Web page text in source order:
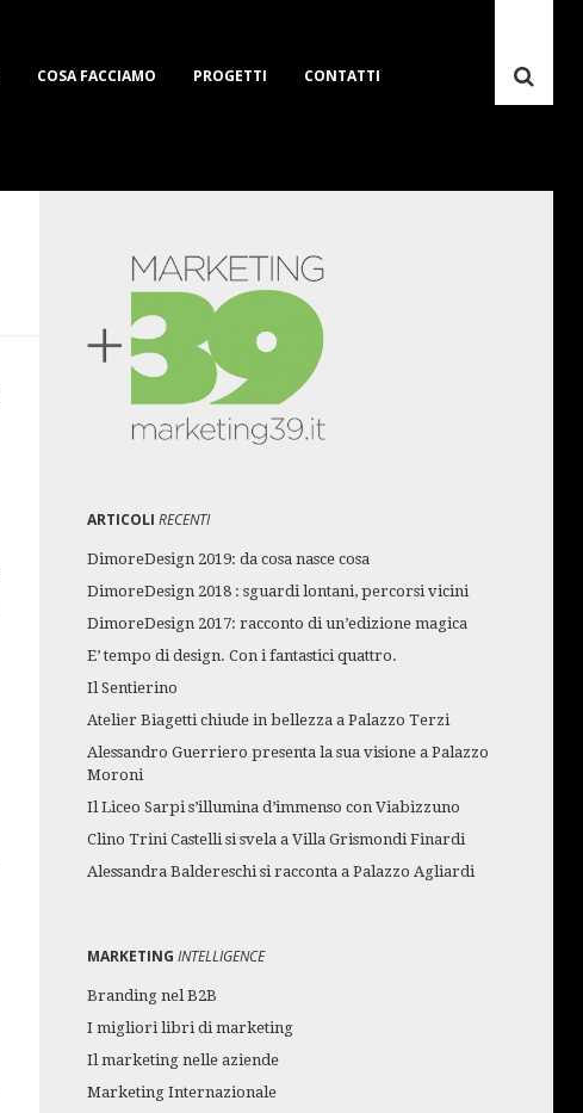
COSA FACCIAMO PROGETTI CONTATTI
ARTICOLIRECENTI
DimoreDesign 2019: da cosa nasce cosa
DimoreDesign 2018 : sguardi lontani, percorsi vicini
DimoreDesign 2017: racconto di un’edizione magica
E’ tempo di design. Con i fantastici quattro.
Il Sentierino
Atelier Biagetti chiude in bellezza a Palazzo Terzi
Alessandro Guerriero presenta la sua visione a Palazzo
Moroni
Il Liceo Sarpi s’illumina d’immenso con Viabizzuno
Clino Trini Castelli si svela a Villa Grismondi Finardi
Alessandra Baldereschi si racconta a Palazzo Agliardi
MARKETINGINTELLIGENCE
Branding nel B2B
I migliori libri di marketing
Il marketing nelle aziende
Marketing Internazionale